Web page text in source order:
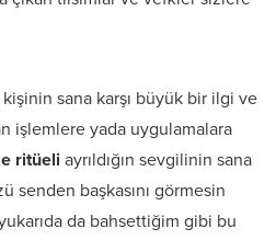
sana karşı büyük bir ilgi ve
işlemlere yada uygulamalara
ritüeli ayrıldığın sevgilinin sana
senden başkasını görmesin
da bahsettiğim gibi bu